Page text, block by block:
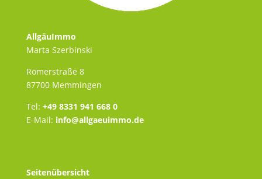
AllgäuImmo
Marta Szerbinski
Römerstraße 8
87700 Memmingen
Tel: +49 8331 941 668 0
E-Mail: info@allgaeuimmo.de
Seitenübersicht